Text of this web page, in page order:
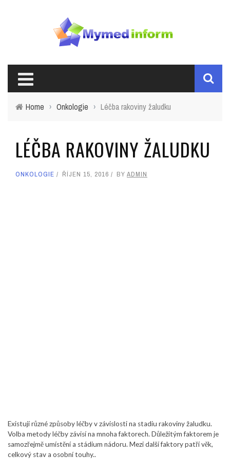
Home › Onkologie › Léčba rakoviny žaludku
LÉČBA RAKOVINY ŽALUDKU
ONKOLOGIE ŘÍJEN 15, 2016 BY ADMIN
Existují různé způsoby léčby v závislosti na stadiu rakoviny žaludku.
Volba metody léčby závisí na mnoha faktorech. Důležitým faktorem je
samozřejmě umístění a stádium nádoru. Mezi další faktory patří věk,
celkový stav a osobní touhy..